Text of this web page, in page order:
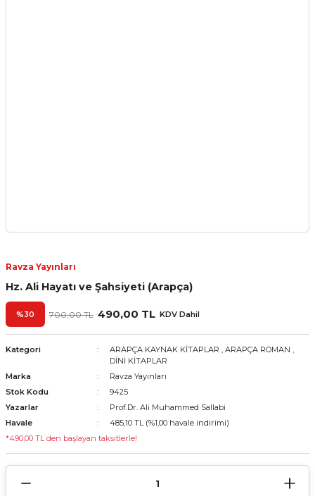
Ravza Yayınları
Hz. Ali Hayatı ve Şahsiyeti (Arapça)
%30 700,00 TL 490,00 TL KDV Dahil
Kategori ARAPÇA KAYNAK KİTAPLAR , ARAPÇA ROMAN ,
DİNİ KİTAPLAR
Marka
Ravza Yayınları
Stok Kodu
9425
Yazarlar
Prof.Dr. Ali Muhammed Sallabi
Havale
485,10 TL (%1,00 havale indirimi)
*490,00 TL den başlayan taksitlerle!